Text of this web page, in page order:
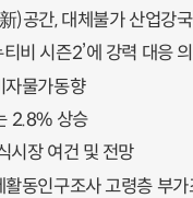
)공간, 대체불가 산업강
비 시즌2’에 강력 대응
물가동향
2.8% 상승
시장 여건 및 전망
동인구조사 고령층 부가